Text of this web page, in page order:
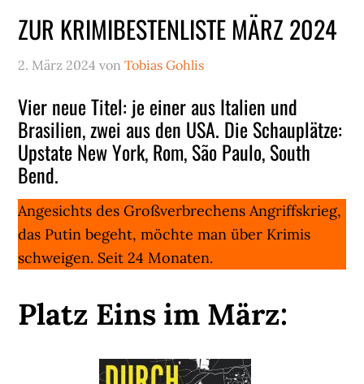
ZUR KRIMIBESTENLISTE MÄRZ 2024
2. März 2024 vonTobias Gohlis
Vier neue Titel: je einer aus Italien und
Brasilien, zwei aus den USA. Die Schauplätze:
Upstate New York, Rom, São Paulo, South
Bend.
Angesichts des Großverbrechens Angriffskrieg,
das Putin begeht, möchte man über Krimis
schweigen. Seit 24 Monaten.
Platz Eins im März: